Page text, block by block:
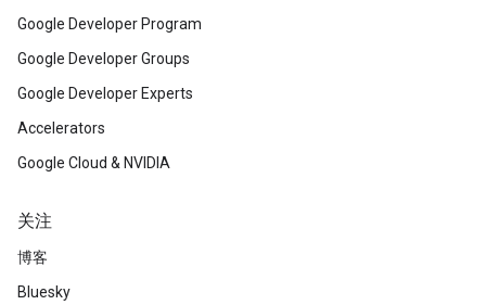
Google Developer Program
Google Developer Groups
Google Developer Experts
Accelerators
Google Cloud & NVIDIA
关注
博客
Bluesky